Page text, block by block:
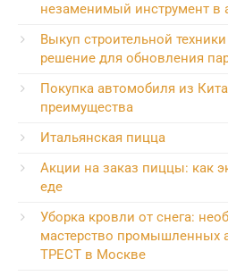
незаменимый инструмент в
Выкуп строительной
решение для обновления
Покупка автомобиля из
преимущества
Итальянская пицца
Акции на заказ пиццы: как
еде
Уборка кровли от снега:
мастерство промышленных
ТРЕСТ в Москве